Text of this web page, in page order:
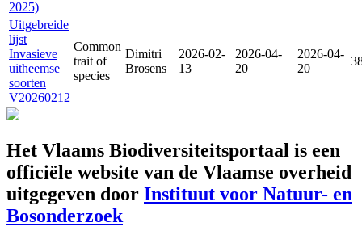
2025)
Uitgebreide
lijst
Invasieve
uitheemse
soorten
V20260212
Common
trait of
species
Dimitri
Brosens
2026-02-
13
2026-04-
20
2026-04-
20
Het Vlaams Biodiversiteitsportaal is een
officiële website van de Vlaamse overheid
uitgegeven door Instituut voor Natuur- en
Bosonderzoek